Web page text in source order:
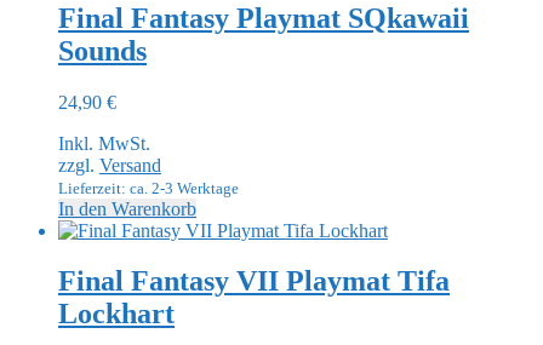
Final Fantasy Playmat SQkawaii
Sounds
24,90 €
Inkl. MwSt.
zzgl. Versand
Lieferzeit: ca. 2-3 Werktage
In den Warenkorb
Final Fantasy VII Playmat Tifa
Lockhart